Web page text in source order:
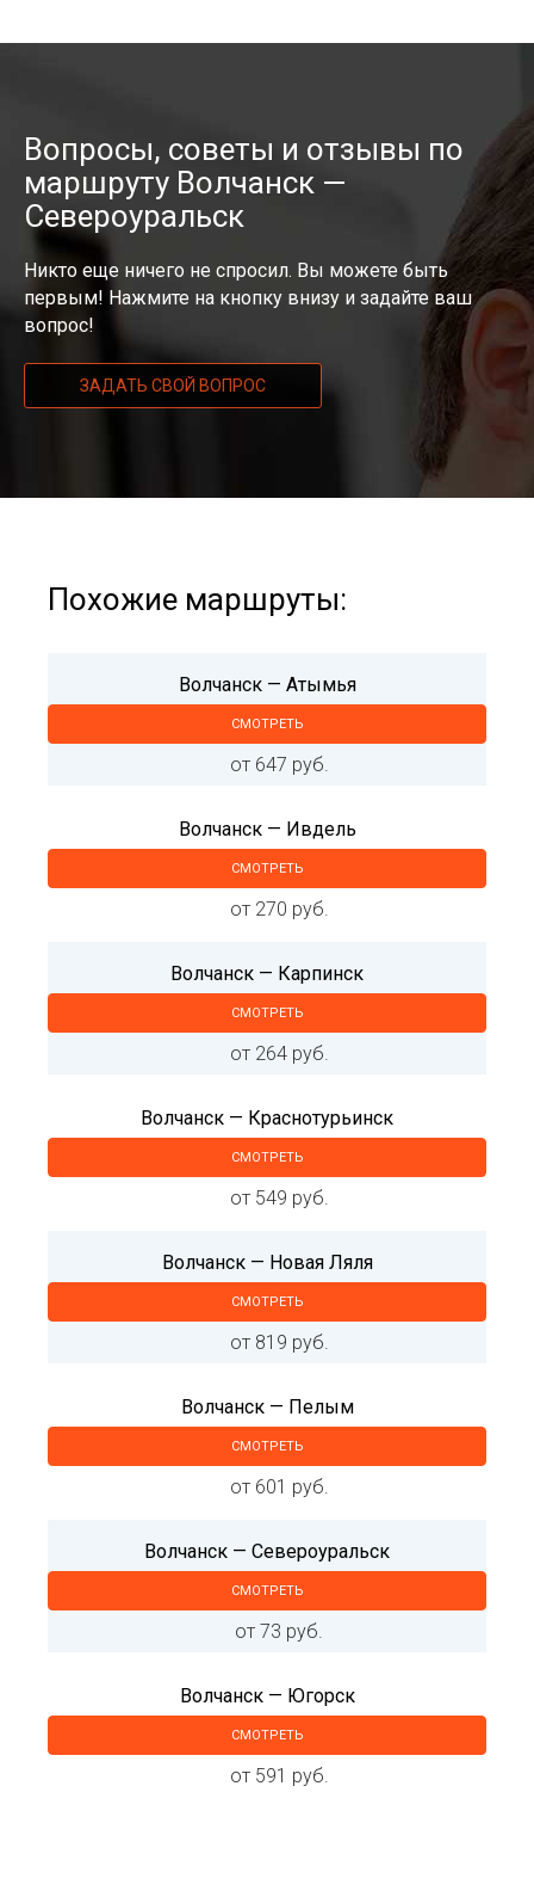
Вопросы, советы и отзывы по
маршруту Волчанск —
Североуральск
Никто еще ничего не спросил. Вы можете быть
первым! Нажмите на кнопку внизу и задайте ваш
вопрос!
ЗАДАТЬ СВОЙ ВОПРОС
Похожие маршруты:
Волчанск — Атымья
СМОТРЕТЬ
от 647 руб.
Волчанск — Ивдель
СМОТРЕТЬ
от 270 руб.
Волчанск — Карпинск
СМОТРЕТЬ
от 264 руб.
Волчанск — Краснотурьинск
СМОТРЕТЬ
от 549 руб.
Волчанск — Новая Ляля
СМОТРЕТЬ
от 819 руб.
Волчанск — Пелым
СМОТРЕТЬ
от 601 руб.
Волчанск — Североуральск
СМОТРЕТЬ
от 73 руб.
Волчанск — Югорск
СМОТРЕТЬ
от 591 руб.